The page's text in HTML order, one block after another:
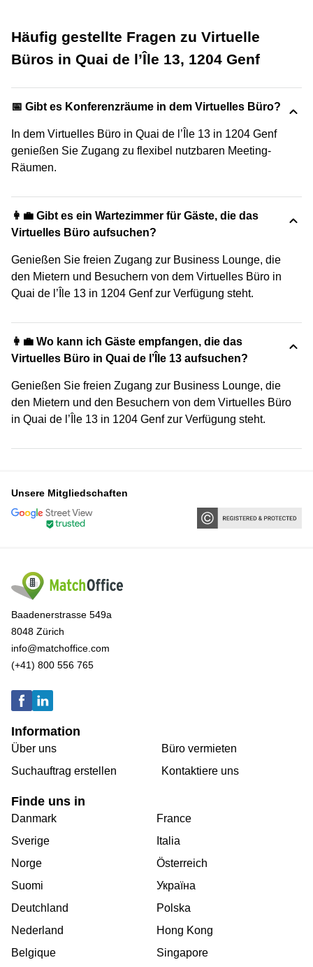
Häufig gestellte Fragen zu Virtuelle
Büros in Quai de l’Île 13, 1204 Genf
📅 Gibt es Konferenzräume in dem Virtuelles Büro?
In dem Virtuelles Büro in Quai de l’Île 13 in 1204 Genf
genießen Sie Zugang zu flexibel nutzbaren Meeting-
Räumen.
👩‍💼 Gibt es ein Wartezimmer für Gäste, die das
Virtuelles Büro aufsuchen?
Genießen Sie freien Zugang zur Business Lounge, die
den Mietern und Besuchern von dem Virtuelles Büro in
Quai de l’Île 13 in 1204 Genf zur Verfügung steht.
👩‍💼 Wo kann ich Gäste empfangen, die das
Virtuelles Büro in Quai de l’Île 13 aufsuchen?
Genießen Sie freien Zugang zur Business Lounge, die
den Mietern und den Besuchern von dem Virtuelles Büro
in Quai de l’Île 13 in 1204 Genf zur Verfügung steht.
Unsere Mitgliedschaften
Baadenerstrasse 549a
8048 Zürich
info@matchoffice.com
(+41) 800 556 765
Information
Über uns
Suchauftrag erstellen
Büro vermieten
Kontaktiere uns
Finde uns in
Danmark
Sverige
Norge
Suomi
Deutchland
Nederland
Belgique
France
Italia
Österreich
Україна
Polska
Hong Kong
Singapore